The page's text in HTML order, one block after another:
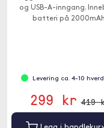
og USB-A-inngang.
batteri på
Levering ca. 4-10
299 kr 419